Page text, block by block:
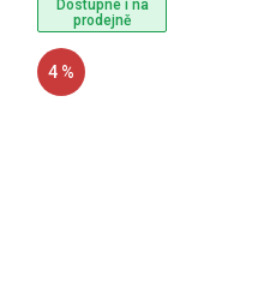
Dostupné i na
prodejně
4 %